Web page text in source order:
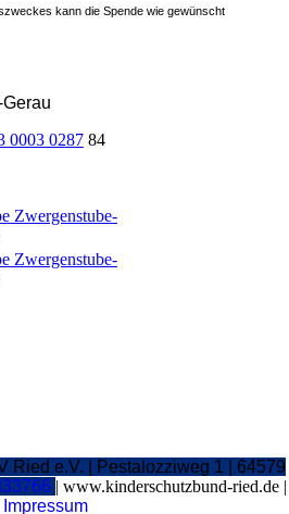
kann die Spende wie gewünscht
0003 0287 84
Zwergenstube-
Zwergenstube-
Ried e.V. | Pestalozziweg 1 | 64579
| www.kinderschutzbund-ried.de
Impressum